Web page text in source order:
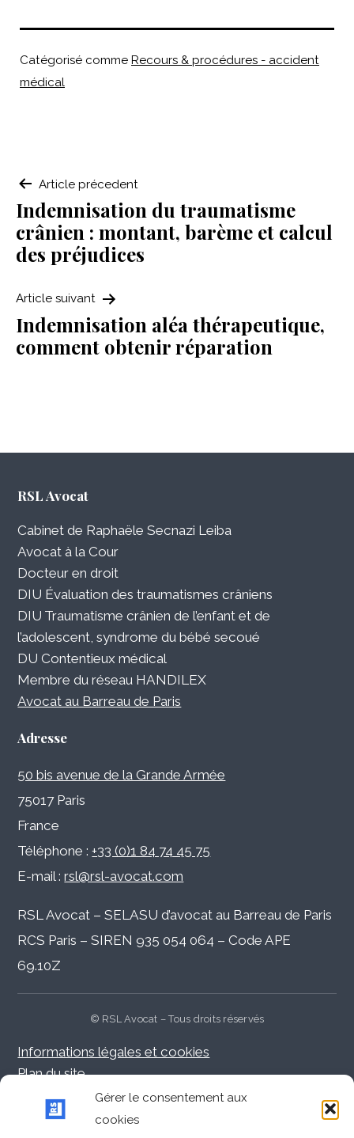
Gérer le consentement aux
cookies
Catégorisé comme Recours & procédures - accident
médical
Navigation
de
l’article
Article précedent
Indemnisation du traumatisme
crânien : montant, barème et calcul
des préjudices
Article suivant
Indemnisation aléa thérapeutique,
comment obtenir réparation
RSL Avocat
Cabinet de Raphaële Secnazi Leiba
Avocat à la Cour
Docteur en droit
DIU Évaluation des traumatismes crâniens
DIU Traumatisme crânien de l’enfant et de
l’adolescent, syndrome du bébé secoué
DU Contentieux médical
Membre du réseau HANDILEX
Avocat au Barreau de Paris
Adresse
50 bis avenue de la Grande Armée
75017 Paris
France
Téléphone :+33 (0)1 84 74 45 75
E-mail :rsl@rsl-avocat.com
RSL Avocat – SELASU d’avocat au Barreau de Paris
RCS Paris – SIREN 935 054 064 – Code APE
69.10Z
© RSL Avocat – Tous droits réservés
Informations légales et cookies
Plan du site
Nous contacter